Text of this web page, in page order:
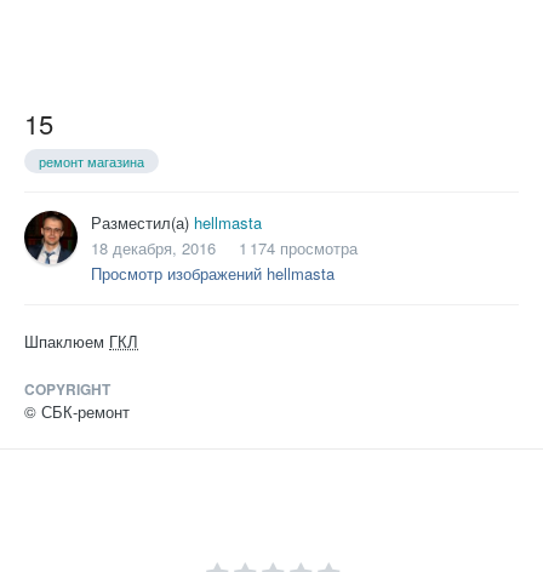
15
ремонт магазина
Разместил(а) hellmasta
18 декабря, 2016
1 174 просмотра
Просмотр изображений hellmasta
Шпаклюем ГКЛ
COPYRIGHT
© СБК-ремонт